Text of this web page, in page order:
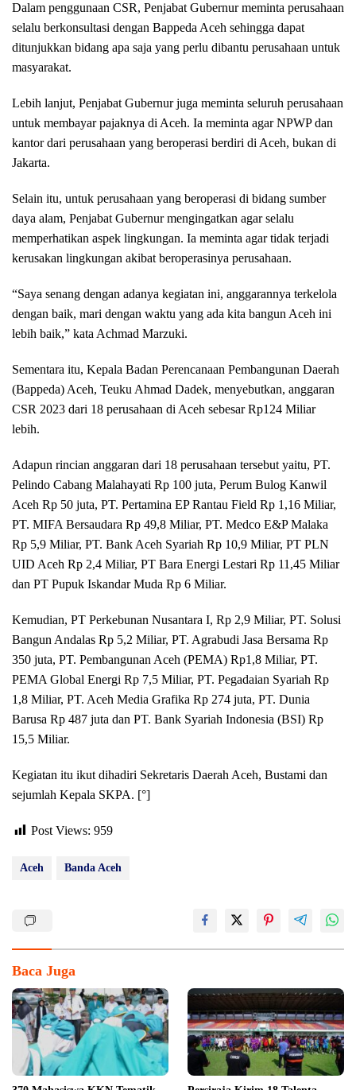
Dalam penggunaan CSR, Penjabat Gubernur meminta perusahaan
selalu berkonsultasi dengan Bappeda Aceh sehingga dapat
ditunjukkan bidang apa saja yang perlu dibantu perusahaan untuk
masyarakat.
Lebih lanjut, Penjabat Gubernur juga meminta seluruh perusahaan
untuk membayar pajaknya di Aceh. Ia meminta agar NPWP dan
kantor dari perusahaan yang beroperasi berdiri di Aceh, bukan di
Jakarta.
Selain itu, untuk perusahaan yang beroperasi di bidang sumber
daya alam, Penjabat Gubernur mengingatkan agar selalu
memperhatikan aspek lingkungan. Ia meminta agar tidak terjadi
kerusakan lingkungan akibat beroperasinya perusahaan.
“Saya senang dengan adanya kegiatan ini, anggarannya terkelola
dengan baik, mari dengan waktu yang ada kita bangun Aceh ini
lebih baik,” kata Achmad Marzuki.
Sementara itu, Kepala Badan Perencanaan Pembangunan Daerah
(Bappeda) Aceh, Teuku Ahmad Dadek, menyebutkan, anggaran
CSR 2023 dari 18 perusahaan di Aceh sebesar Rp124 Miliar
lebih.
Adapun rincian anggaran dari 18 perusahaan tersebut yaitu, PT.
Pelindo Cabang Malahayati Rp 100 juta, Perum Bulog Kanwil
Aceh Rp 50 juta, PT. Pertamina EP Rantau Field Rp 1,16 Miliar,
PT. MIFA Bersaudara Rp 49,8 Miliar, PT. Medco E&P Malaka
Rp 5,9 Miliar, PT. Bank Aceh Syariah Rp 10,9 Miliar, PT PLN
UID Aceh Rp 2,4 Miliar, PT Bara Energi Lestari Rp 11,45 Miliar
dan PT Pupuk Iskandar Muda Rp 6 Miliar.
Kemudian, PT Perkebunan Nusantara I, Rp 2,9 Miliar, PT. Solusi
Bangun Andalas Rp 5,2 Miliar, PT. Agrabudi Jasa Bersama Rp
350 juta, PT. Pembangunan Aceh (PEMA) Rp1,8 Miliar, PT.
PEMA Global Energi Rp 7,5 Miliar, PT. Pegadaian Syariah Rp
1,8 Miliar, PT. Aceh Media Grafika Rp 274 juta, PT. Dunia
Barusa Rp 487 juta dan PT. Bank Syariah Indonesia (BSI) Rp
15,5 Miliar.
Kegiatan itu ikut dihadiri Sekretaris Daerah Aceh, Bustami dan
sejumlah Kepala SKPA. [°]
Post Views: 959
Aceh Banda Aceh
Baca Juga